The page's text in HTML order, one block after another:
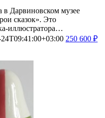
в Дарвиновском музее
сказок». Это
иллюстратора…
250 600 ₽